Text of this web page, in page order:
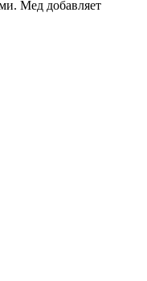
Мед добавляет